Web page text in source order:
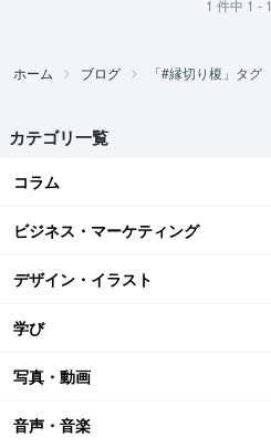
1 件中 1 - 1
ホーム ブログ 「#縁切り榎」タグ
カテゴリ一覧
コラム
ビジネス・マーケティング
デザイン・イラスト
学び
写真・動画
音声・音楽